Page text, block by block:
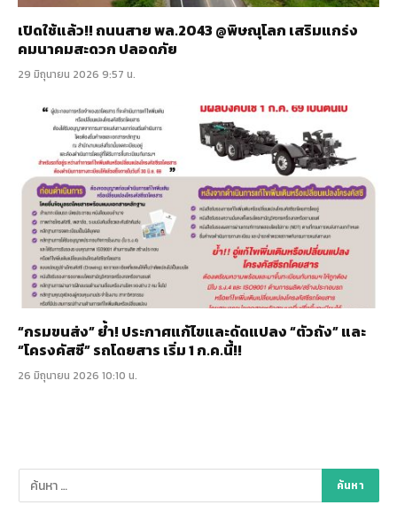
เปิดใช้แล้ว!! ถนนสาย พล.2043 @พิษณุโลก เสริมแกร่ง
คมนาคมสะดวก ปลอดภัย
29 มิถุนายน 2026 9:57 น.
“กรมขนส่ง” ย้ำ! ประกาศแก้ไขและดัดแปลง “ตัวถัง” และ
“โครงคัสซี” รถโดยสาร เริ่ม 1 ก.ค.นี้!!
26 มิถุนายน 2026 10:10 น.